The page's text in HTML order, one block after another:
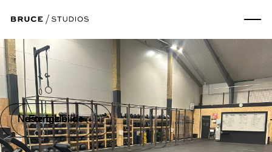
Forrige bilde
Neste bilde